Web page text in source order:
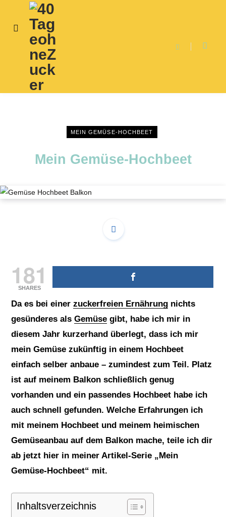
a
MEIN GEMÜSE-HOCHBEET
Mein Gemüse-Hochbeet
181
SHARES
Da es bei einer zuckerfreien Ernährung nichts
gesünderes als Gemüse gibt, habe ich mir in
diesem Jahr kurzerhand überlegt, dass ich mir
mein Gemüse zukünftig in einem Hochbeet
einfach selber anbaue – zumindest zum Teil. Platz
ist auf meinem Balkon schließlich genug
vorhanden und ein passendes Hochbeet habe ich
auch schnell gefunden. Welche Erfahrungen ich
mit meinem Hochbeet und meinem heimischen
Gemüseanbau auf dem Balkon mache, teile ich dir
ab jetzt hier in meiner Artikel-Serie „Mein
Gemüse-Hochbeet“ mit.
Inhaltsverzeichnis